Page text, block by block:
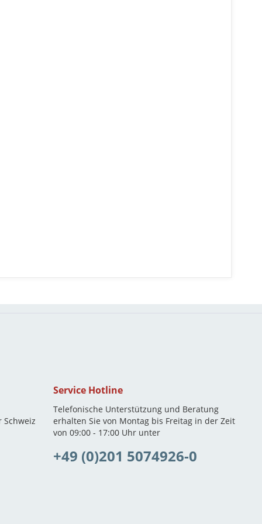
Service Hotline
Telefonische Unterstützung und Beratung
erhalten Sie von Montag bis Freitag in der Zeit
von 09:00 - 17:00 Uhr unter
+49 (0)201 5074926-0